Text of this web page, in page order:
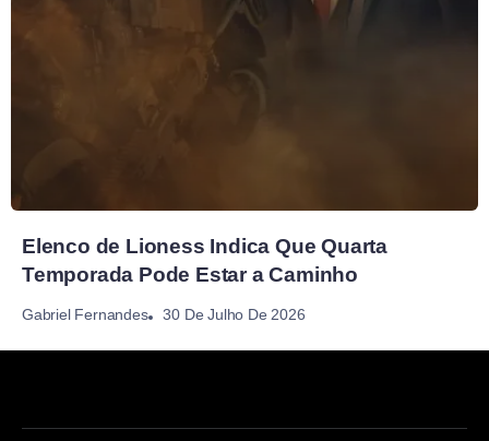
Elenco de Lioness Indica Que Quarta
Temporada Pode Estar a Caminho
Gabriel Fernandes 30 De Julho De 2026